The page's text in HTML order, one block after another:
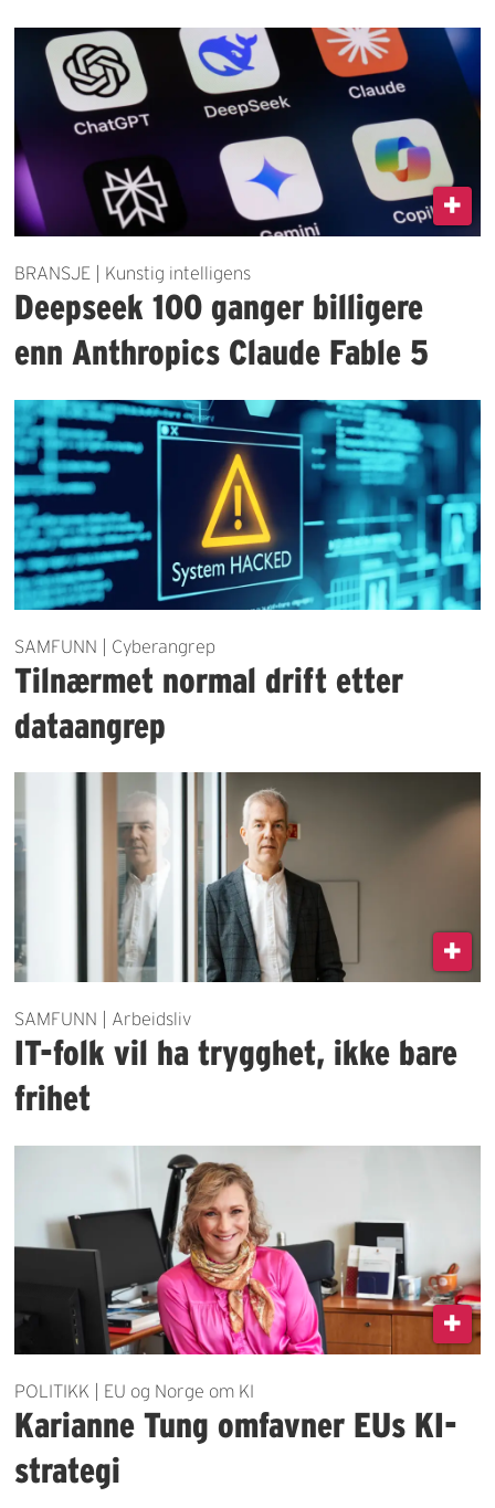
BRANSJE | Kunstig intelligens
Deepseek 100 ganger billigere
enn Anthropics Claude Fable 5
SAMFUNN | Cyberangrep
Tilnærmet normal drift etter
dataangrep
SAMFUNN | Arbeidsliv
IT-folk vil ha trygghet, ikke bare
frihet
POLITIKK | EU og Norge om KI
Karianne Tung omfavner EUs KI-
strategi